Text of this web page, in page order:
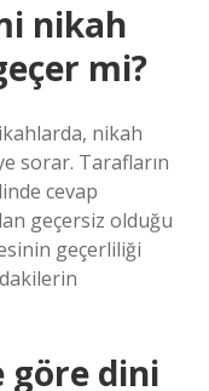
nikah
mi?
nikah
sorar. Tarafların
cevap
geçersiz olduğu
geçerliliği
göre dini